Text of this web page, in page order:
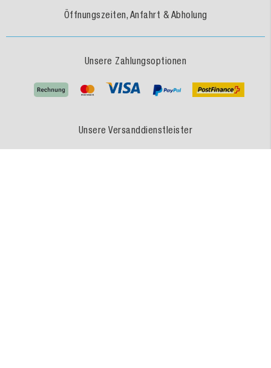
Öffnungszeiten, Anfahrt & Abholung
Unsere Zahlungsoptionen
Unsere Versanddienstleister